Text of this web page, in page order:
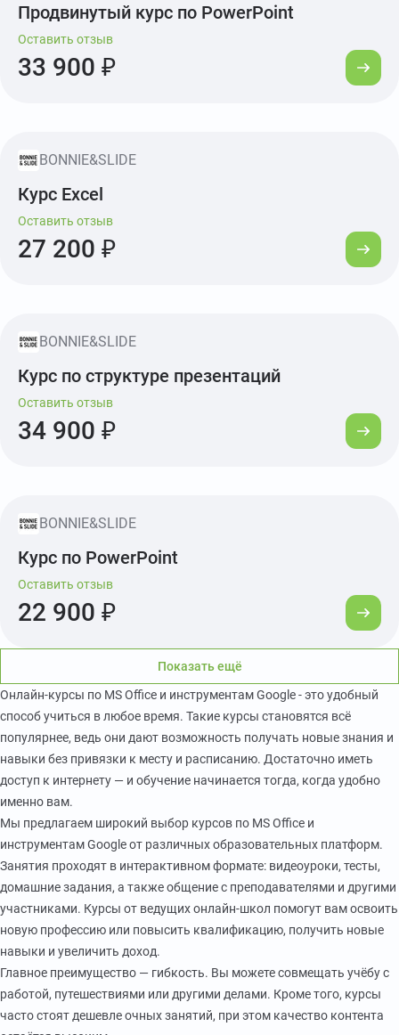
Продвинутый курс по PowerPoint
Оставить отзыв
33 900 ₽
BONNIE&SLIDE
Курс Excel
Оставить отзыв
27 200 ₽
BONNIE&SLIDE
Курс по структуре презентаций
Оставить отзыв
34 900 ₽
BONNIE&SLIDE
Курс по PowerPoint
Оставить отзыв
22 900 ₽
Показать ещё
Онлайн-курсы по MS Office и инструментам Google - это удобный
способ учиться в любое время. Такие курсы становятся всё
популярнее, ведь они дают возможность получать новые знания и
навыки без привязки к месту и расписанию. Достаточно иметь
доступ к интернету — и обучение начинается тогда, когда удобно
именно вам.
Мы предлагаем широкий выбор курсов по MS Office и
инструментам Google от различных образовательных платформ.
Занятия проходят в интерактивном формате: видеоуроки, тесты,
домашние задания, а также общение с преподавателями и другими
участниками. Курсы от ведущих онлайн-школ помогут вам освоить
новую профессию или повысить квалификацию, получить новые
навыки и увеличить доход.
Главное преимущество — гибкость. Вы можете совмещать учёбу с
работой, путешествиями или другими делами. Кроме того, курсы
часто стоят дешевле очных занятий, при этом качество контента